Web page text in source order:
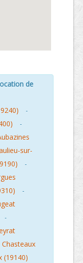
de
-
-
sur-
-
-
-
Chasteaux
(19140)